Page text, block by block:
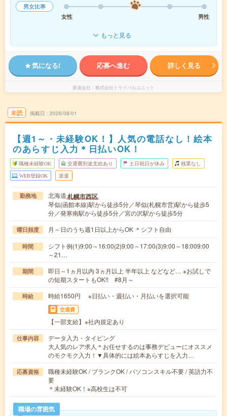
男女比率
女性
男性
もっと見る
気になる! 応募へ進む 詳しく見る
派遣会社 株式会社トライバルユニット
未読 掲載日 2026/08/01
【週1～・未経験OK！】人気の電話なし！絵本
のあらすじ入力＊日払いOK！
職種未経験OK 交通費別途支給あり 土日祝日が休み 残業なし
WEB登録OK 派遣
勤務地 北海道札幌市西区
琴似(函館本線)駅から徒歩5分／琴似(札幌市営)駅から徒歩5
分／発寒南駅から徒歩5分／宮の沢駅から徒歩5分
曜日頻度 月～日のうち週1日以上からOK ＊シフト自由
時間
シフト例(1)9:00～16:00(2)9:00～17:00(3)9:00～18:009:00
～21…
期間
即日～1ヵ月以内 3ヵ月以上 半年以上 などなど… ※お試しで
の短期スタートもOK!! #8月～
時給 時給1650円 ※日払い・週払い・月払いを選択可能
交通費
【一部支給】※社内規定あり
仕事内容
データ入力・タイピング
大人気のレア求人＊お任せするのは事務デビューにオススメ
のモクモク入力！▼具体的には絵本あらすじを入力…
応募資格
職種未経験OK / ブランクOK / パソコンスキル不要 / 英語力不
要
＊未経験OK！※高校生は不可
職場の雰囲気